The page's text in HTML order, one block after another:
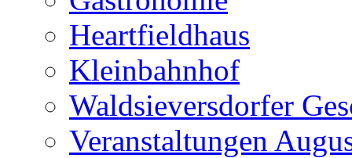
Heartfieldhaus
Kleinbahnhof
Waldsieversdorfer
Veranstaltungen